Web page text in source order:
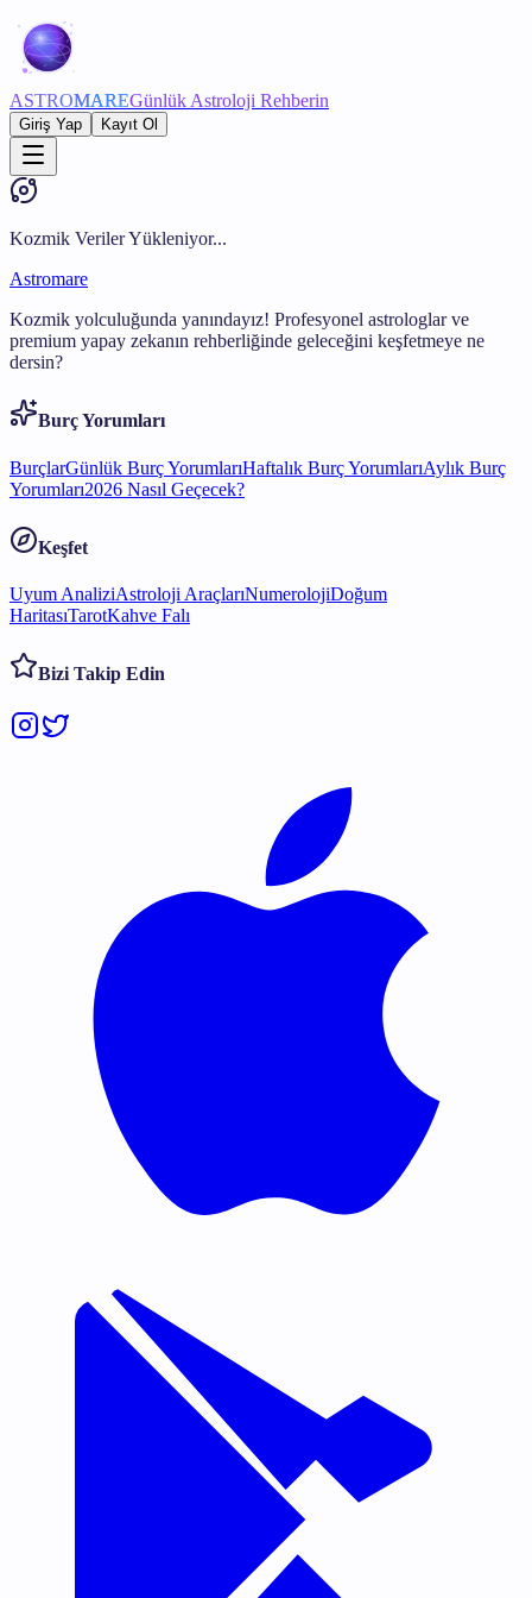
ASTROMAREGünlük Astroloji Rehberin
Giriş Yap Kayıt Ol
Kozmik Veriler Yükleniyor...
Astromare
Kozmik yolculuğunda yanındayız! Profesyonel astrologlar ve
premium yapay zekanın rehberliğinde geleceğini keşfetmeye ne
dersin?
Burç Yorumları
BurçlarGünlük Burç YorumlarıHaftalık Burç YorumlarıAylık Burç
Yorumları2026 Nasıl Geçecek?
Keşfet
Uyum AnaliziAstroloji AraçlarıNumerolojiDoğum
HaritasıTarotKahve Falı
Bizi Takip Edin